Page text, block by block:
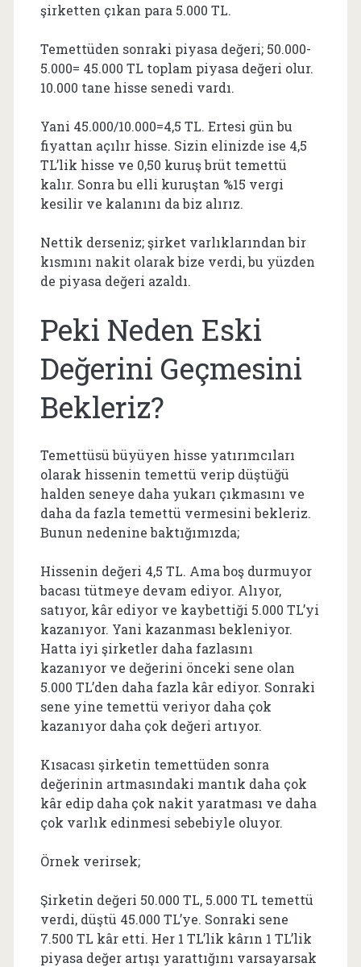
şirketten çıkan para 5.000 TL.
Temettüden sonraki piyasa değeri; 50.000-
5.000= 45.000 TL toplam piyasa değeri olur.
10.000 tane hisse senedi vardı.
Yani 45.000/10.000=4,5 TL. Ertesi gün bu
fiyattan açılır hisse. Sizin elinizde ise 4,5
TL’lik hisse ve 0,50 kuruş brüt temettü
kalır. Sonra bu elli kuruştan %15 vergi
kesilir ve kalanını da biz alırız.
Nettik derseniz; şirket varlıklarından bir
kısmını nakit olarak bize verdi, bu yüzden
de piyasa değeri azaldı.
Peki Neden Eski
Değerini Geçmesini
Bekleriz?
Temettüsü büyüyen hisse yatırımcıları
olarak hissenin temettü verip düştüğü
halden seneye daha yukarı çıkmasını ve
daha da fazla temettü vermesini bekleriz.
Bunun nedenine baktığımızda;
Hissenin değeri 4,5 TL. Ama boş durmuyor
bacası tütmeye devam ediyor. Alıyor,
satıyor, kâr ediyor ve kaybettiği 5.000 TL’yi
kazanıyor. Yani kazanması bekleniyor.
Hatta iyi şirketler daha fazlasını
kazanıyor ve değerini önceki sene olan
5.000 TL’den daha fazla kâr ediyor. Sonraki
sene yine temettü veriyor daha çok
kazanıyor daha çok değeri artıyor.
Kısacası şirketin temettüden sonra
değerinin artmasındaki mantık daha çok
kâr edip daha çok nakit yaratması ve daha
çok varlık edinmesi sebebiyle oluyor.
Örnek verirsek;
Şirketin değeri 50.000 TL, 5.000 TL temettü
verdi, düştü 45.000 TL’ye. Sonraki sene
7.500 TL kâr etti. Her 1 TL’lik kârın 1 TL’lik
piyasa değer artışı yarattığını varsayarsak